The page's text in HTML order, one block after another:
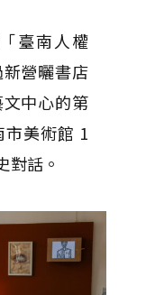
臺南人權
營曬書店
中心的第
美術館 1
對話。